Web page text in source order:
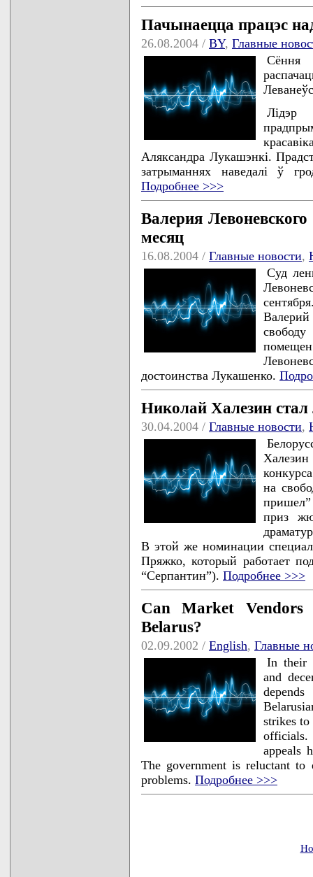
Пачынаецца працэс
26.08.2004 / BY, Главные
Сёння
Лiдэр
Аляксандра Лукашэнкi.
затрыманнях наведалi ў
Подробнее >>>
Валерия
месяц
16.08.2004 / Главные новости,
Суд
достоинства Лукашенко.
Николай Халезин стал
30.04.2004 / Главные новости,
Халезин
на
приз
В этой же номинации
Пряжко, который работает
“Серпантин”). Подробнее >>>
Can Market Vendors
Belarus?
02.09.2002 / English, Главные
In their
and
strikes to
appeals
The government is reluctant to
problems. Подробнее >>>